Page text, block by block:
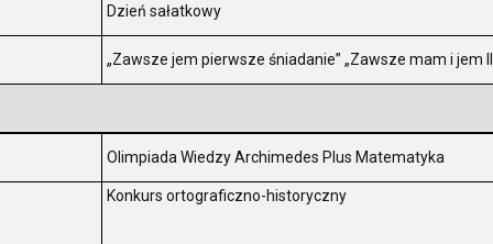
Dzień sałatkowy
„Zawsze jem pierwsze śniadanie” „Zawsze mam i jem
Olimpiada Wiedzy Archimedes Plus Matematyka
Konkurs ortograficzno-historyczny